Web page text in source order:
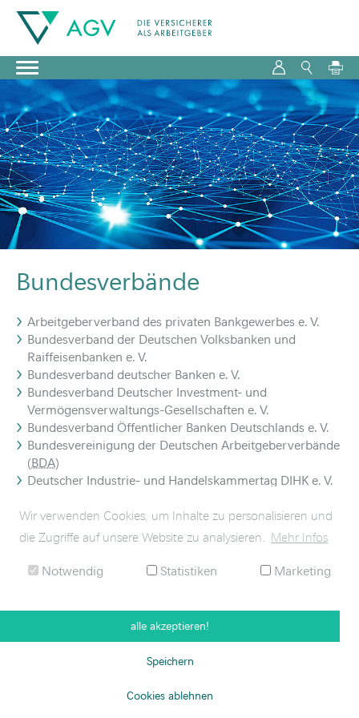
Bundesverbände
Arbeitgeberverband des privaten Bankgewerbes e. V.
Bundesverband der Deutschen Volksbanken und
Raiffeisenbanken e. V.
Bundesverband deutscher Banken e. V.
Bundesverband Deutscher Investment- und
Vermögensverwaltungs-Gesellschaften e. V.
Bundesverband Öffentlicher Banken Deutschlands e. V.
Bundesvereinigung der Deutschen Arbeitgeberverbände
(BDA)
Deutscher Industrie- und Handelskammertag DIHK e. V.
Verband der Privaten Bausparkassen e. V.
Verband deutscher Pfandbriefbanken e. V.
Wir verwenden Cookies, um Inhalte zu personalisieren und
die Zugriffe auf unsere Website zu analysieren.
Mehr Infos
Notwendig Statistiken Marketing
alle akzeptieren!
Speichern
Cookies ablehnen